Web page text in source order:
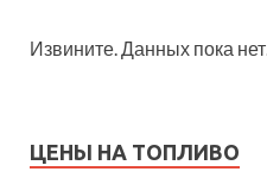
Извините. Данных пока нет.
ЦЕНЫ НА ТОПЛИВО